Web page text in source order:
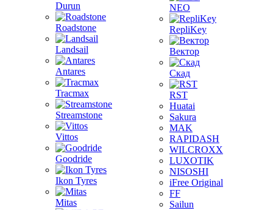
Durun
Roadstone
Landsail
Antares
Tracmax
Streamstone
Vittos
Goodride
Ikon Tyres
Mitas
NEO
RepliKey
Вектор
Скад
RST
Huatai
Sakura
MAK
RAPIDASH
WILCROXX
LUXOTIK
NISOSHI
iFree Original
FF
Sailun